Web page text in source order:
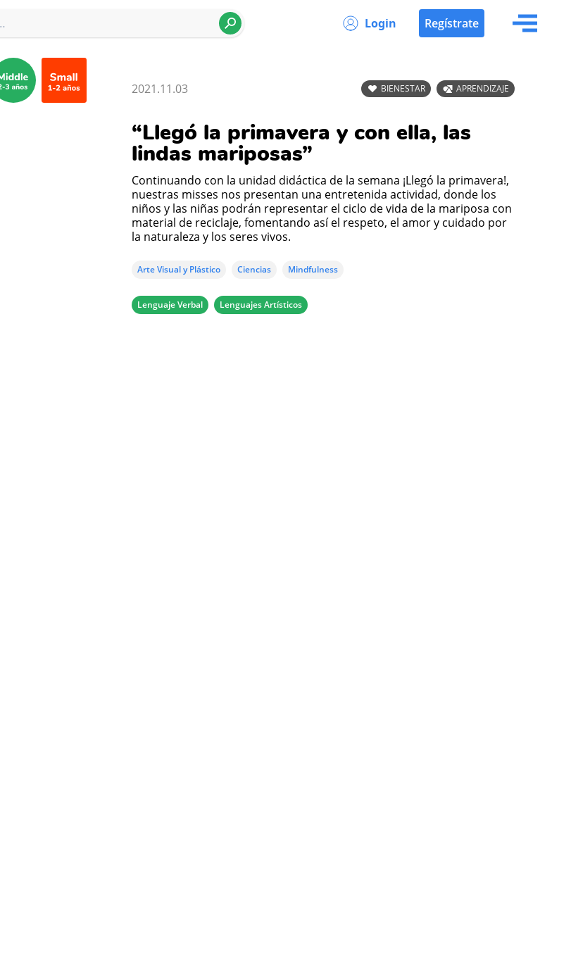
Login Regístrate
2021.11.03 BIENESTAR APRENDIZAJE
“Llegó la primavera y con ella, las
lindas mariposas”
Continuando con la unidad didáctica de la semana ¡Llegó la primavera!,
nuestras misses nos presentan una entretenida actividad, donde los
niños y las niñas podrán representar el ciclo de vida de la mariposa con
material de reciclaje, fomentando así el respeto, el amor y cuidado por
la naturaleza y los seres vivos.
Arte Visual y Plástico Ciencias Mindfulness
Lenguaje Verbal Lenguajes Artísticos